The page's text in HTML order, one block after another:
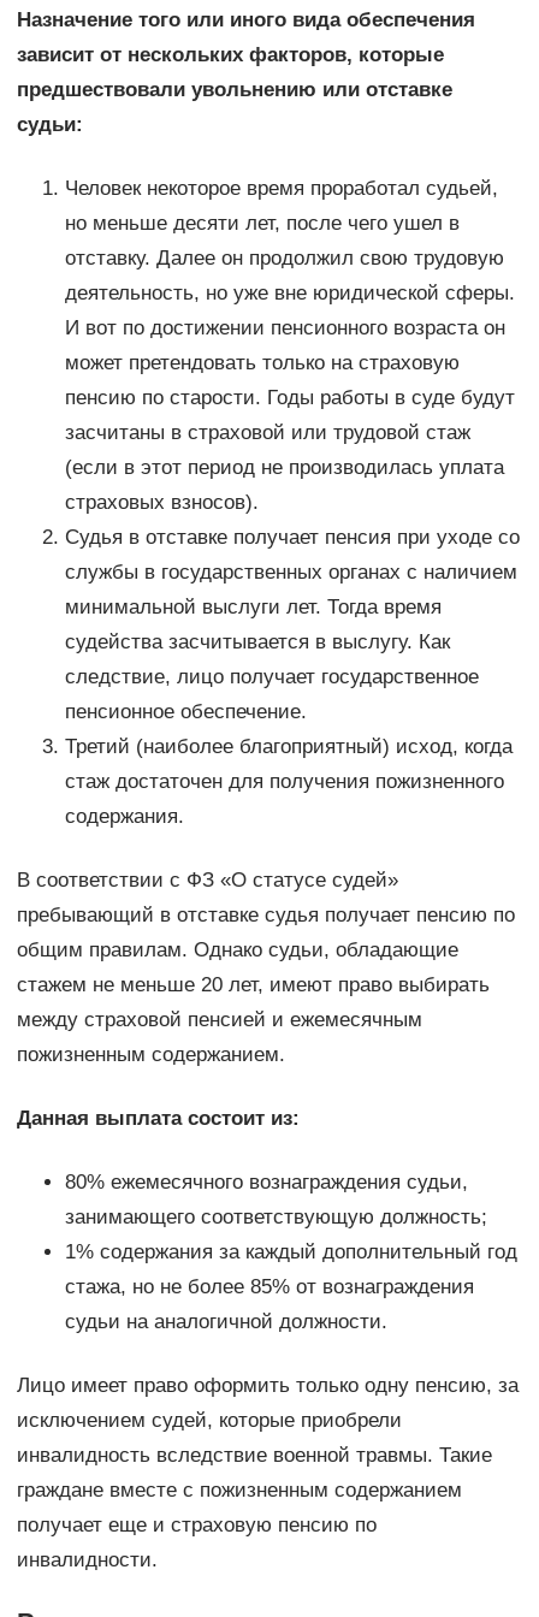
Назначение того или иного вида обеспечения
зависит от нескольких факторов, которые
предшествовали увольнению или отставке
судьи:
Человек некоторое время проработал судьей,
но меньше десяти лет, после чего ушел в
отставку. Далее он продолжил свою трудовую
деятельность, но уже вне юридической сферы.
И вот по достижении пенсионного возраста он
может претендовать только на страховую
пенсию по старости. Годы работы в суде будут
засчитаны в страховой или трудовой стаж
(если в этот период не производилась уплата
страховых взносов).
Судья в отставке получает пенсия при уходе со
службы в государственных органах с наличием
минимальной выслуги лет. Тогда время
судейства засчитывается в выслугу. Как
следствие, лицо получает государственное
пенсионное обеспечение.
Третий (наиболее благоприятный) исход, когда
стаж достаточен для получения пожизненного
содержания.
В соответствии с ФЗ «О статусе судей»
пребывающий в отставке судья получает пенсию по
общим правилам. Однако судьи, обладающие
стажем не меньше 20 лет, имеют право выбирать
между страховой пенсией и ежемесячным
пожизненным содержанием.
Данная выплата состоит из:
80% ежемесячного вознаграждения судьи,
занимающего соответствующую должность;
1% содержания за каждый дополнительный год
стажа, но не более 85% от вознаграждения
судьи на аналогичной должности.
Лицо имеет право оформить только одну пенсию, за
исключением судей, которые приобрели
инвалидность вследствие военной травмы. Такие
граждане вместе с пожизненным содержанием
получает еще и страховую пенсию по
инвалидности.